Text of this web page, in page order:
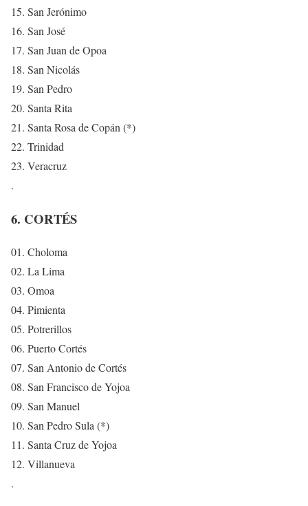
15. San Jerónimo
16. San José
17. San Juan de Opoa
18. San Nicolás
19. San Pedro
20. Santa Rita
21. Santa Rosa de Copán (*)
22. Trinidad
23. Veracruz
.
6. CORTÉS
01. Choloma
02. La Lima
03. Omoa
04. Pimienta
05. Potrerillos
06. Puerto Cortés
07. San Antonio de Cortés
08. San Francisco de Yojoa
09. San Manuel
10. San Pedro Sula (*)
11. Santa Cruz de Yojoa
12. Villanueva
.